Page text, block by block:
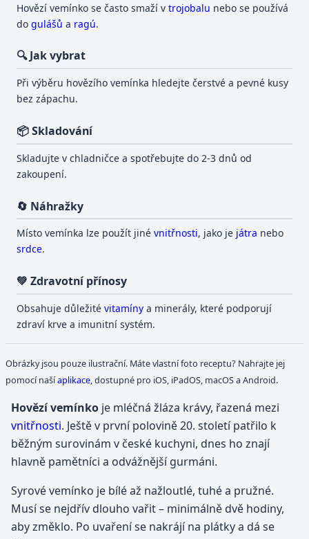
Hovězí vemínko se často smaží vtrojobalu nebo se používá
dogulášů a ragú.
🔍 Jak vybrat
Při výběru hovězího vemínka hledejte čerstvé a pevné kusy
bez zápachu.
📦 Skladování
Skladujte v chladničce a spotřebujte do 2-3 dnů od
zakoupení.
🔄 Náhražky
Místo vemínka lze použít jinévnitřnosti, jako je játra nebo
srdce.
💚 Zdravotní přínosy
Obsahuje důležitévitamíny a minerály, které podporují
zdraví krve a imunitní systém.
Obrázky jsou pouze ilustrační. Máte vlastní foto receptu? Nahrajte jej
pomocí našíaplikace, dostupné pro iOS, iPadOS, macOS a Android.
Hovězí vemínko je mléčná žláza krávy, řazená mezi
vnitřnosti. Ještě v první polovině 20. století patřilo k
běžným surovinám v české kuchyni, dnes ho znají
hlavně pamětníci a odvážnější gurmáni.
Syrové vemínko je bílé až nažloutlé, tuhé a pružné.
Musí se nejdřív dlouho vařit – minimálně dvě hodiny,
aby změklo. Po uvaření se nakrájí na plátky a dá se